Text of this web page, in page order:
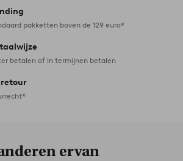
pakketten boven de 129 euro*
betalen of in termijnen betalen
retour
ervan